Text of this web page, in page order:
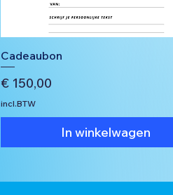
Cadeaubon
Prijs
€ 150,00
incl.BTW
In winkelwagen